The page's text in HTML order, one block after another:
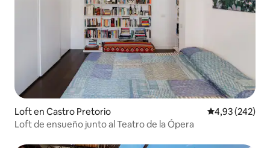
Loft en Castro Pretorio Calificación
4,93 (242)
Loft de ensueño junto al Teatro de la Ópera